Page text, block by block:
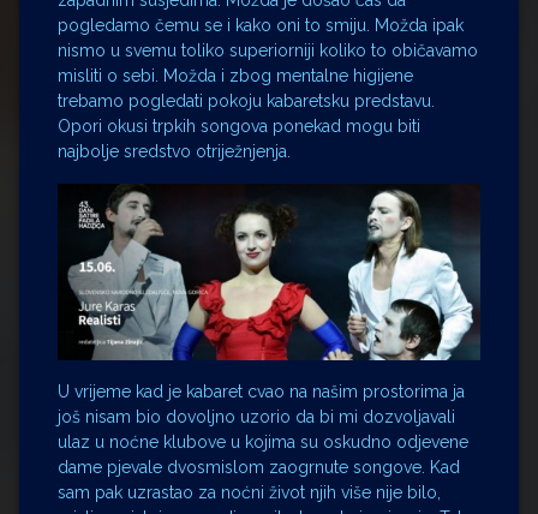
pogledamo čemu se i kako oni to smiju. Možda ipak
nismo u svemu toliko superiorniji koliko to običavamo
misliti o sebi. Možda i zbog mentalne higijene
trebamo pogledati pokoju kabaretsku predstavu.
Opori okusi trpkih songova ponekad mogu biti
najbolje sredstvo otriježnjenja.
U vrijeme kad je kabaret cvao na našim prostorima ja
još nisam bio dovoljno uzorio da bi mi dozvoljavali
ulaz u noćne klubove u kojima su oskudno odjevene
dame pjevale dvosmislom zaogrnute songove. Kad
sam pak uzrastao za noćni život njih više nije bilo,